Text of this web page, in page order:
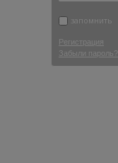
запомнить
Регистрация
Забыли пароль?